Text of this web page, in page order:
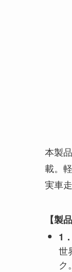
本製
載。
実車
【製
1
世
ク。